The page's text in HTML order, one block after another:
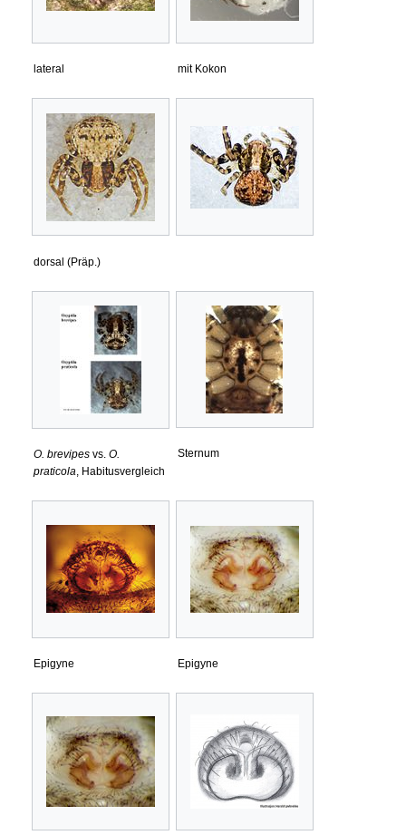
lateral mit Kokon
dorsal (Präp.)
O. brevipes vs. O.
praticola, Habitusvergleich
Sternum
Epigyne Epigyne